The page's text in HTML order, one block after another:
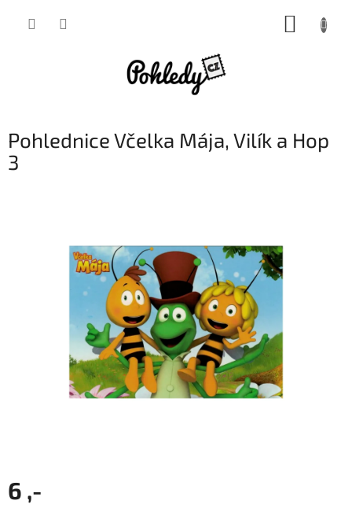
Pohlednice Včelka Mája, Vilík a Hop
3
6 ,-